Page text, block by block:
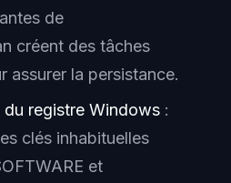
de
créent des tâches
assurer la persistance.
registre Windows :
clés inhabituelles
et